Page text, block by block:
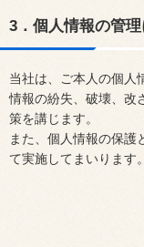
3．個人情報の管
当社は、ご本人の個人
情報の紛失、破壊、改
策を講じます。
また、個人情報の保護
て実施してまいります。